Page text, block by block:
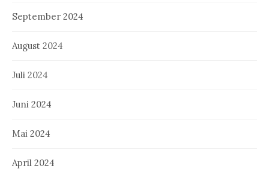
September 2024
August 2024
Juli 2024
Juni 2024
Mai 2024
April 2024